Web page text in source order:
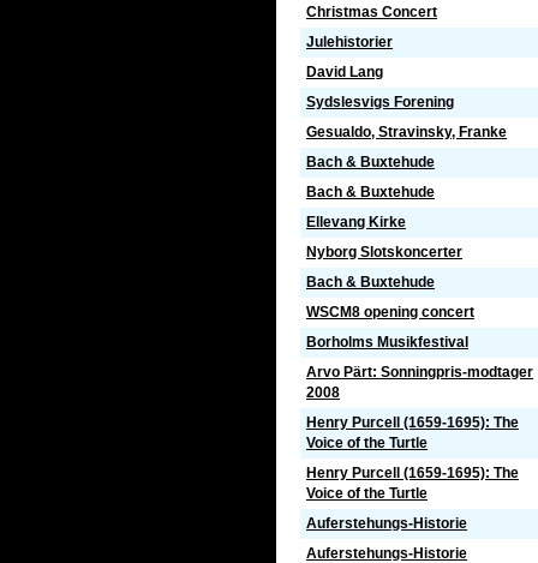
Christmas Concert
Julehistorier
David Lang
Sydslesvigs Forening
Gesualdo, Stravinsky, Franke
Bach & Buxtehude
Bach & Buxtehude
Ellevang Kirke
Nyborg Slotskoncerter
Bach & Buxtehude
WSCM8 opening concert
Borholms Musikfestival
Arvo Pärt: Sonningpris-modtager
2008
Henry Purcell (1659-1695): The
Voice of the Turtle
Henry Purcell (1659-1695): The
Voice of the Turtle
Auferstehungs-Historie
Auferstehungs-Historie